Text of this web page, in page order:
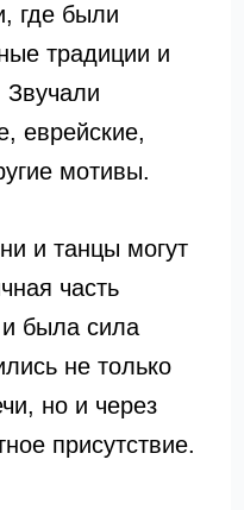
где были
традиции и
Звучали
еврейские,
мотивы.
и танцы могут
часть
была сила
не только
но и через
присутствие.